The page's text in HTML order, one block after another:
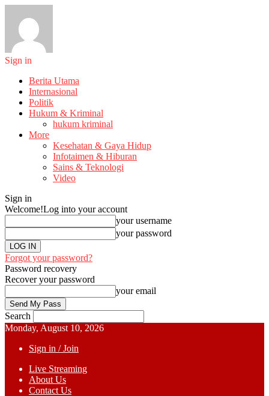
Sign in
Berita Utama
Internasional
Politik
Hukum & Kriminal
hukum kriminal
More
Kesehatan & Gaya Hidup
Infotaimen & Hiburan
Sains & Teknologi
Video
Sign in
Welcome!Log into your account
your username
your password
Forgot your password?
Password recovery
Recover your password
your email
Search
Monday, August 10, 2026
Sign in / Join
Live Streaming
About Us
Contact Us